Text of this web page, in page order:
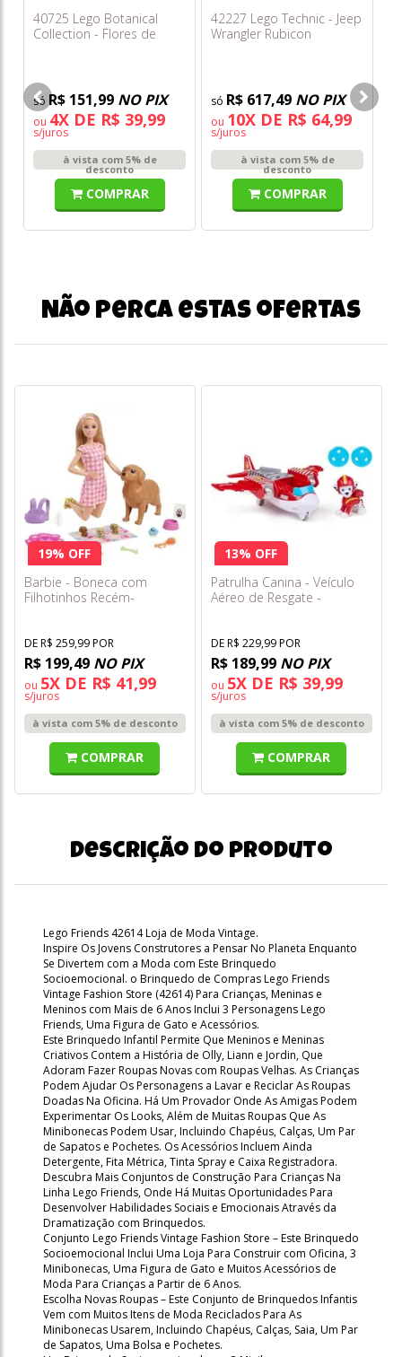
40725 Lego Botanical
Collection - Flores de
R$ 151,99 NO PIX
ou 4X DE R$ 39,99
s/juros
à vista com 5% de
desconto
COMPRAR
42227 Lego Technic - Jeep
Wrangler Rubicon
R$ 617,49 NO PIX
ou 10X DE R$ 64,99
s/juros
à vista com 5% de
desconto
COMPRAR
Não perca estas ofertas
19% OFF
Barbie - Boneca com
Filhotinhos Recém-
DE R$ 259,99 POR
R$ 199,49 NO PIX
ou 5X DE R$ 41,99
s/juros
à vista com 5% de desconto
COMPRAR
13% OFF
Patrulha Canina - Veículo
Aéreo de Resgate -
DE R$ 229,99 POR
R$ 189,99 NO PIX
ou 5X DE R$ 39,99
s/juros
à vista com 5% de desconto
COMPRAR
Descrição do produto
Lego Friends 42614 Loja de Moda Vintage.
Inspire Os Jovens Construtores a Pensar No Planeta Enquanto
Se Divertem com a Moda com Este Brinquedo
Socioemocional. o Brinquedo de Compras Lego Friends
Vintage Fashion Store (42614) Para Crianças, Meninas e
Meninos com Mais de 6 Anos Inclui 3 Personagens Lego
Friends, Uma Figura de Gato e Acessórios.
Este Brinquedo Infantil Permite Que Meninos e Meninas
Criativos Contem a História de Olly, Liann e Jordin, Que
Adoram Fazer Roupas Novas com Roupas Velhas. As Crianças
Podem Ajudar Os Personagens a Lavar e Reciclar As Roupas
Doadas Na Oficina. Há Um Provador Onde As Amigas Podem
Experimentar Os Looks, Além de Muitas Roupas Que As
Minibonecas Podem Usar, Incluindo Chapéus, Calças, Um Par
de Sapatos e Pochetes. Os Acessórios Incluem Ainda
Detergente, Fita Métrica, Tinta Spray e Caixa Registradora.
Descubra Mais Conjuntos de Construção Para Crianças Na
Linha Lego Friends, Onde Há Muitas Oportunidades Para
Desenvolver Habilidades Sociais e Emocionais Através da
Dramatização com Brinquedos.
Conjunto Lego Friends Vintage Fashion Store – Este Brinquedo
Socioemocional Inclui Uma Loja Para Construir com Oficina, 3
Minibonecas, Uma Figura de Gato e Muitos Acessórios de
Moda Para Crianças a Partir de 6 Anos.
Escolha Novas Roupas – Este Conjunto de Brinquedos Infantis
Vem com Muitos Itens de Moda Reciclados Para As
Minibonecas Usarem, Incluindo Chapéus, Calças, Saia, Um Par
de Sapatos, Uma Bolsa e Pochetes.